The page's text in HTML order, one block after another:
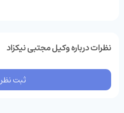
نظرات درباره وکیل مجتبی نیکزاد
ثبت نظر